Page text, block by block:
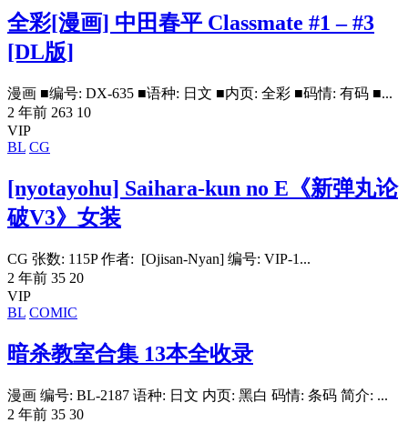
全彩[漫画] 中田春平 Classmate #1 – #3
[DL版]
漫画 ■编号: DX-635 ■语种: 日文 ■内页: 全彩 ■码情: 有码 ■...
2 年前 263 10
VIP
BL CG
[nyotayohu] Saihara-kun no E《新弹丸论
破V3》女装
CG 张数: 115P 作者: [Ojisan-Nyan] 编号: VIP-1...
2 年前 35 20
VIP
BL COMIC
暗杀教室合集 13本全收录
漫画 编号: BL-2187 语种: 日文 内页: 黑白 码情: 条码 简介: ...
2 年前 35 30